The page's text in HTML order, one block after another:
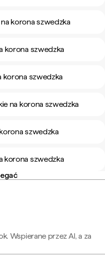
korona szwedzka
korona szwedzka
korona szwedzka
na korona szwedzka
szwedzka
korona szwedzka
Wspierane przez AI, a za